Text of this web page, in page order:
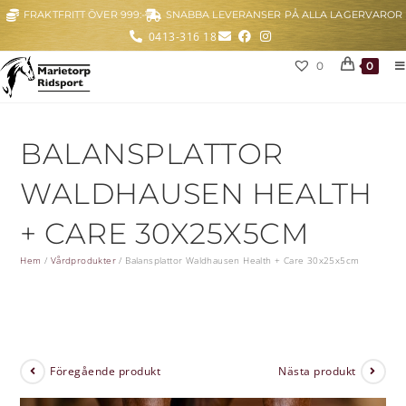
FRAKTFRITT ÖVER 999:- SNABBA LEVERANSER PÅ ALLA LAGERVAROR
0413-316 18
0 0
BALANSPLATTOR
WALDHAUSEN HEALTH
+ CARE 30X25X5CM
Hem / Vårdprodukter / Balansplattor Waldhausen Health + Care 30x25x5cm
Föregående produkt Nästa produkt